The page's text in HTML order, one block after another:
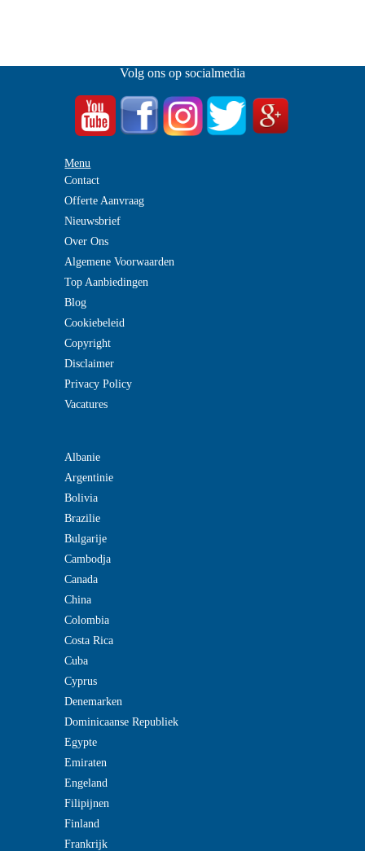
Volg ons op socialmedia
Menu
Contact
Offerte Aanvraag
Nieuwsbrief
Over Ons
Algemene Voorwaarden
Top Aanbiedingen
Blog
Cookiebeleid
Copyright
Disclaimer
Privacy Policy
Vacatures
Albanie
Argentinie
Bolivia
Brazilie
Bulgarije
Cambodja
Canada
China
Colombia
Costa Rica
Cuba
Cyprus
Denemarken
Dominicaanse Republiek
Egypte
Emiraten
Engeland
Filipijnen
Finland
Frankrijk